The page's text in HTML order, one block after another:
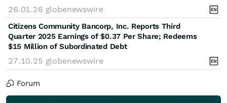
26.01.26 globenewswire
Citizens Community Bancorp, Inc. Reports Third
Quarter 2025 Earnings of $0.37 Per Share; Redeems
$15 Million of Subordinated Debt
27.10.25 globenewswire
Forum